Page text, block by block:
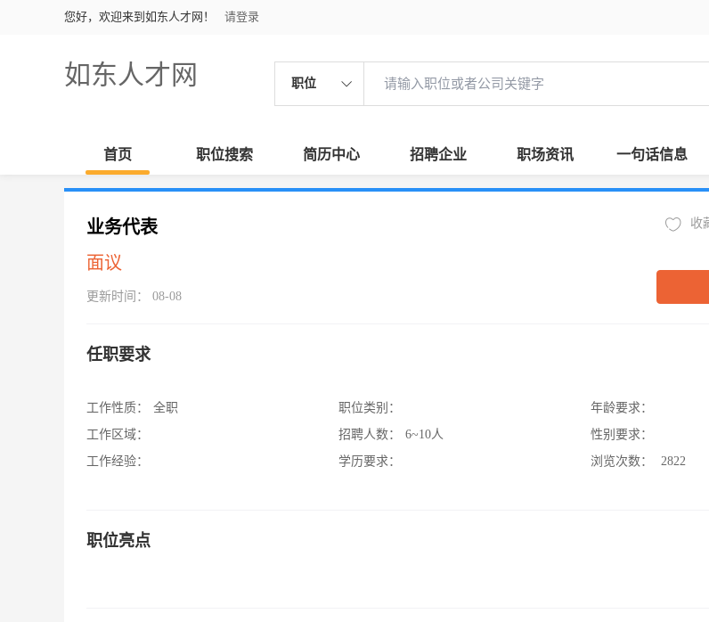
您好，欢迎来到如东人才网！ 请登录
如东人才网 职位
首页 职位搜索 简历中心 招聘企业 职场资讯 一句话信息
业务代表
面议
更新时间： 08-08
收
任职要求
工作性质：
全职
工作区域：
工作经验：
职位类别：
招聘人数：
6~10人
学历要求：
年龄要求：
性别要求：
浏览次数：
2822
职位亮点